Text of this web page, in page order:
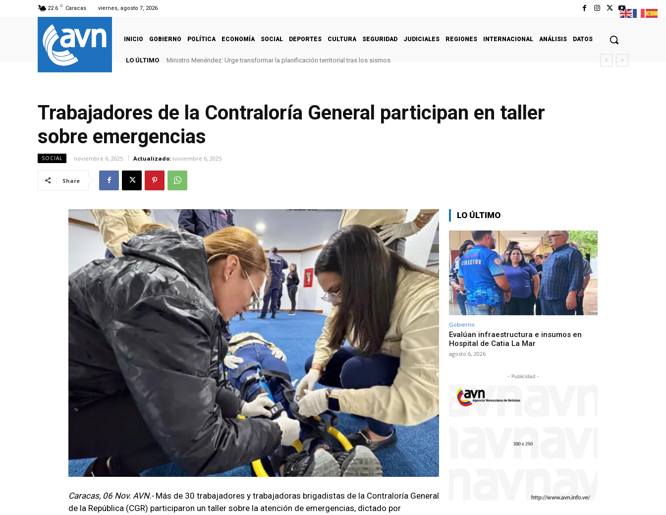
22.6 C Caracas viernes, agosto 7, 2026
INICIO GOBIERNO POLÍTICA ECONOMÍA SOCIAL DEPORTES CULTURA SEGURIDAD JUDICIALES REGIONES INTERNACIONAL ANÁLISIS DATOS
LO ÚLTIMO Ministro Menéndez: Urge transformar la planificación territorial tras los sismos
Trabajadores de la Contraloría General participan en taller
sobre emergencias
SOCIAL noviembre 6, 2025 Actualizado: noviembre 6, 2025
Share
Caracas, 06 Nov. AVN.- Más de 30 trabajadores y trabajadoras brigadistas de la Contraloría General
de la República (CGR) participaron un taller sobre la atención de emergencias, dictado por
LO ÚLTIMO
Gobierno
Evalúan infraestructura e insumos en
Hospital de Catia La Mar
agosto 6, 2026
- Publicidad -